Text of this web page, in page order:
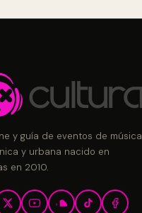
y guía de eventos de música
y urbana nacido en
en 2010.